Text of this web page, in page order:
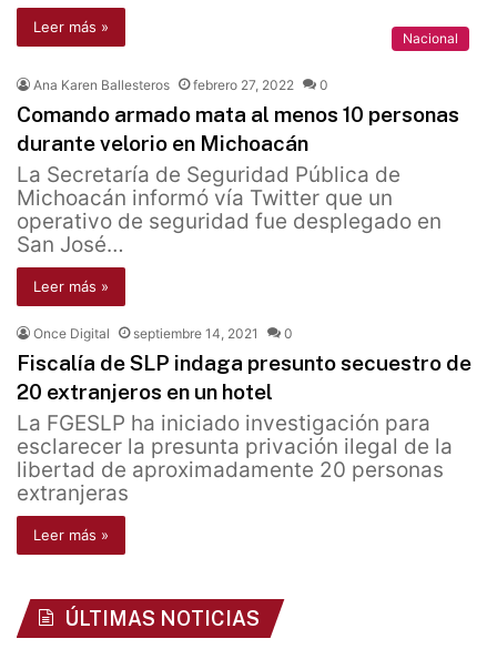
Leer más »
Nacional
Ana Karen Ballesteros febrero 27, 2022 0
Comando armado mata al menos 10 personas
durante velorio en Michoacán
La Secretaría de Seguridad Pública de
Michoacán informó vía Twitter que un
operativo de seguridad fue desplegado en
San José…
Leer más »
Once Digital septiembre 14, 2021 0
Fiscalía de SLP indaga presunto secuestro de
20 extranjeros en un hotel
La FGESLP ha iniciado investigación para
esclarecer la presunta privación ilegal de la
libertad de aproximadamente 20 personas
extranjeras
Leer más »
ÚLTIMAS NOTICIAS